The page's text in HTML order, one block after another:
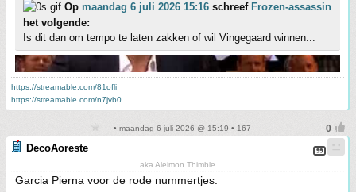
Op maandag 6 juli 2026 15:16 schreef Frozen-assassin
het volgende:
Is dit dan om tempo te laten zakken of wil Vingegaard winnen...
https://streamable.com/81ofli
https://streamable.com/n7jvb0
• maandag 6 juli 2026 @ 15:19 • 167
DecoAoreste
aka Aleimon Thimble
Garcia Pierna voor de rode nummertjes.